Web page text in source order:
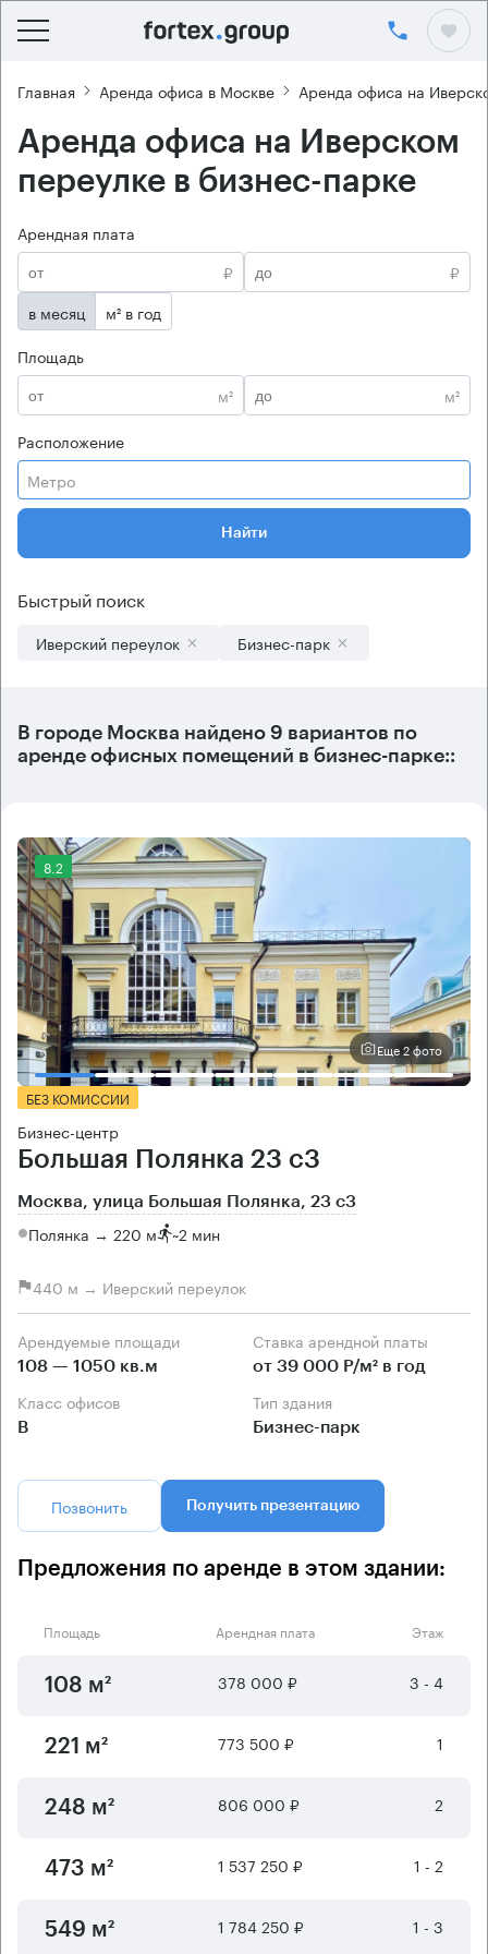
Главная Аренда офиса в Москве Аренда офиса на
Аренда офиса на Иверском
переулке в бизнес-парке
Арендная плата
₽
₽
в месяц
м² в год
Площадь
м²
м²
Расположение
Метро
Найти
Быстрый поиск
Иверский переулок Бизнес-парк
В городе Москва найдено 9 вариантов по
аренде офисных помещений в бизнес-парке::
8.2
Еще 2 фото
БЕЗ КОМИССИИ
Бизнес-центр
Большая Полянка 23 с3
Москва, улица Большая Полянка, 23 с3
Полянка → 220 м ~2 мин
440 м → Иверский переулок
Арендуемые площади
108 — 1050 кв.м
Ставка арендной платы
от 39 000 Р/м² в год
Класс офисов
B
Тип здания
Бизнес-парк
Позвонить Получить презентацию
Предложения по аренде в этом здании:
Площадь Арендная плата Этаж
108 м² 378 000 ₽ 3 - 4
221 м² 773 500 ₽ 1
248 м² 806 000 ₽ 2
473 м² 1 537 250 ₽ 1 - 2
549 м² 1 784 250 ₽ 1 - 3